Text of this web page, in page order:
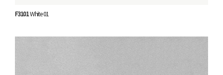
F3101White 01